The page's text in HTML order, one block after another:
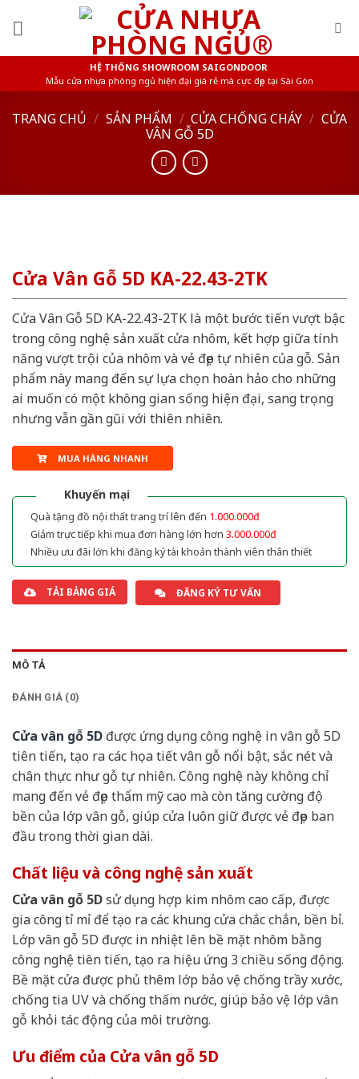
HỆ THỐNG SHOWROOM SAIGONDOOR
Mẫu cửa nhựa phòng ngủ hiện đại giá rẻ mà cực đẹp tại Sài Gòn
TRANG CHỦ / SẢN PHẨM / CỬA CHỐNG CHÁY / CỬA
VÂN GỖ 5D
Cửa Vân Gỗ 5D KA-22.43-2TK
Cửa Vân Gỗ 5D KA-22.43-2TK là một bước tiến vượt bậc
trong công nghệ sản xuất cửa nhôm, kết hợp giữa tính
năng vượt trội của nhôm và vẻ đẹp tự nhiên của gỗ. Sản
phẩm này mang đến sự lựa chọn hoàn hảo cho những
ai muốn có một không gian sống hiện đại, sang trọng
nhưng vẫn gần gũi với thiên nhiên.
MUA HÀNG NHANH
Khuyến mại
Quà tặng đồ nội thất trang trí lên đến 1.000.000đ
Giảm trực tiếp khi mua đơn hàng lớn hơn 3.000.000đ
Nhiều ưu đãi lớn khi đăng ký tài khoản thành viên thân thiết
TẢI BẢNG GIÁ ĐĂNG KÝ TƯ VẤN
MÔ TẢ
ĐÁNH GIÁ (0)
Cửa vân gỗ 5D được ứng dụng công nghệ in vân gỗ 5D
tiên tiến, tạo ra các họa tiết vân gỗ nổi bật, sắc nét và
chân thực như gỗ tự nhiên. Công nghệ này không chỉ
mang đến vẻ đẹp thẩm mỹ cao mà còn tăng cường độ
bền của lớp vân gỗ, giúp cửa luôn giữ được vẻ đẹp ban
đầu trong thời gian dài.
Chất liệu và công nghệ sản xuất
Cửa vân gỗ 5Dsử dụng hợp kim nhôm cao cấp, được
gia công tỉ mỉ để tạo ra các khung cửa chắc chắn, bền bỉ.
Lớp vân gỗ 5D được in nhiệt lên bề mặt nhôm bằng
công nghệ tiên tiến, tạo ra hiệu ứng 3 chiều sống động.
Bề mặt cửa được phủ thêm lớp bảo vệ chống trầy xước,
chống tia UV và chống thấm nước, giúp bảo vệ lớp vân
gỗ khỏi tác động của môi trường.
Ưu điểm của Cửa vân gỗ 5D